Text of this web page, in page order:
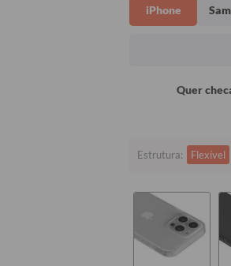
iPhone
Quer
Estrutura: Flexível